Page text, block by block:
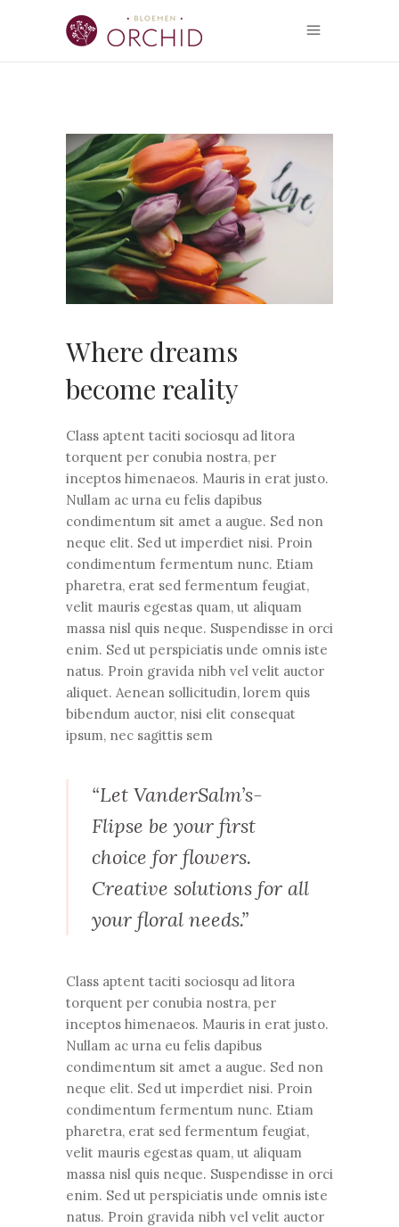
Where dreams
become reality
Class aptent taciti sociosqu ad litora
torquent per conubia nostra, per
inceptos himenaeos. Mauris in erat justo.
Nullam ac urna eu felis dapibus
condimentum sit amet a augue. Sed non
neque elit. Sed ut imperdiet nisi. Proin
condimentum fermentum nunc. Etiam
pharetra, erat sed fermentum feugiat,
velit mauris egestas quam, ut aliquam
massa nisl quis neque. Suspendisse in orci
enim. Sed ut perspiciatis unde omnis iste
natus. Proin gravida nibh vel velit auctor
aliquet. Aenean sollicitudin, lorem quis
bibendum auctor, nisi elit consequat
ipsum, nec sagittis sem
“Let VanderSalm’s-
Flipse be your first
choice for flowers.
Creative solutions for all
your floral needs.”
Class aptent taciti sociosqu ad litora
torquent per conubia nostra, per
inceptos himenaeos. Mauris in erat justo.
Nullam ac urna eu felis dapibus
condimentum sit amet a augue. Sed non
neque elit. Sed ut imperdiet nisi. Proin
condimentum fermentum nunc. Etiam
pharetra, erat sed fermentum feugiat,
velit mauris egestas quam, ut aliquam
massa nisl quis neque. Suspendisse in orci
enim. Sed ut perspiciatis unde omnis iste
natus. Proin gravida nibh vel velit auctor